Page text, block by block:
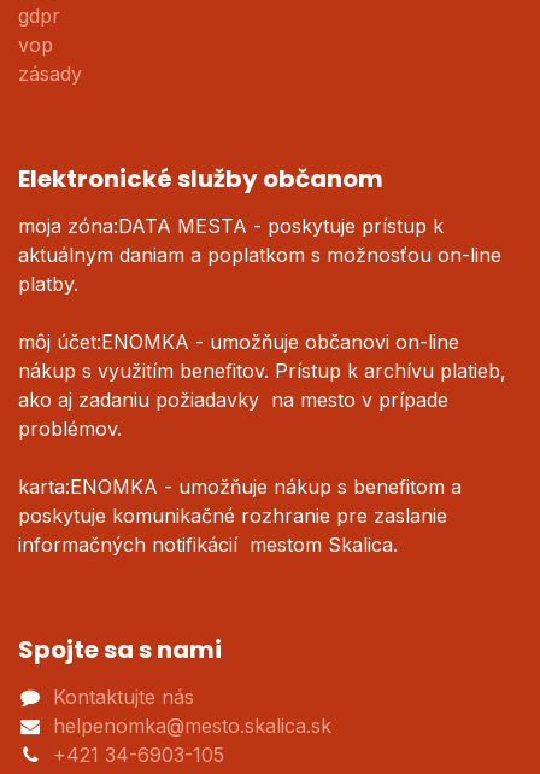
gdpr
vop
zásady
Elektronické služby občanom
moja zóna:DATA MESTA - poskytuje prístup k
aktuálnym daniam a poplatkom s možnosťou on-line
platby.
môj účet:ENOMKA - umožňuje občanovi on-line
nákup s využitím benefitov. Prístup k archívu platieb,
ako aj zadaniu požiadavky na mesto v prípade
problémov.
karta:ENOMKA - umožňuje nákup s benefitom a
poskytuje komunikačné rozhranie pre zaslanie
informačných notifikácií mestom Skalica.
Spojte sa s nami
Kontaktujte nás
helpenomka@mesto.skalica.sk
+421 34-6903-105